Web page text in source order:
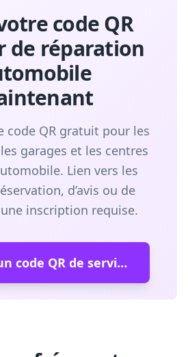
code QR
de réparation
code QR gratuit pour les
garages et les centres
Lien vers les
d’avis ou de
inscription requise.
Générer un code QR de service de voiture